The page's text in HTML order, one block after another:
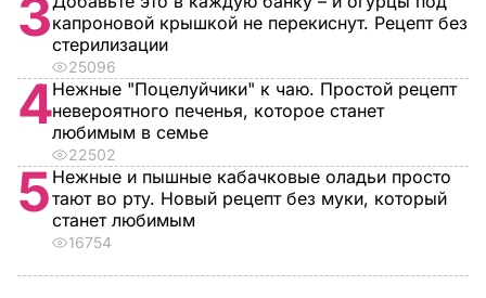
3капроновой крышкой не перекиснут. Рецепт без
стерилизации
25096
4Нежные "Поцелуйчики" к чаю. Простой рецепт
невероятного печенья, которое станет
любимым в семье
22502
5 Нежные и пышные кабачковые оладьи просто
тают во рту. Новый рецепт без муки, который
станет любимым
16754